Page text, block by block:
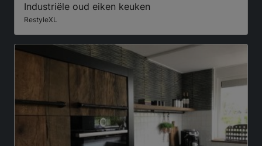
Industriële oud eiken keuken
RestyleXL